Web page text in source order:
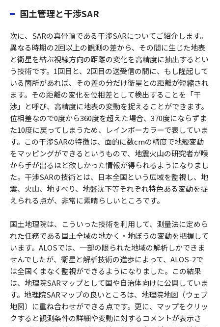
国土管理と干渉SAR
次に、SARの真骨頂である干渉SARについてご紹介します。
異なる時期の2回以上の観測の差から、その間に生じた地表
と衛星を結ぶ視線方向の距離の変化を高精度に抽出するとい
う技術です。1回目と、2回目の送受信の間に、もし隆起して
いる箇所があれば、その差の分だけ衛星との距離が短縮され
ます。その距離の変化を位相差として検出することを「干
渉」と呼び、高精度に地表の変動を捉えることができます。
位相差なので0度から360度を超えた場合、370度にならずま
た10度に戻ってしまうため、レインボーカラーで表していま
す。この干渉SARの特徴は、面的に数cmの精度で地殻変動
をマッピングができるというもので、地震火山の研究者が喉
から手が出るほど欲しかった情報が得られるようになりまし
た。干渉SARの技術とは、日本全国という広域を監視し、地
震、火山、地すべり、地盤沈下等それぞれ特色ある変動を捉
えられる点が、非常に素晴らしいところです。
国土地理院は、こういった技術を利用して、測量法に定めら
れた任務である国土全域の地かく・地ぼうの変動を把握して
います。ALOSでは、一部の限られた地域の解析しかできま
せんでしたが、衛星と解析技術の進歩によって、ALOS-2で
は全国くまなく監視ができるようになりました。この結果
は、地理院SARマップとして国や自治体向けに公開していま
す。地理院SARマップの良いところは、地理院地図（ウェブ
地図）に重ね合わせができる点です。更に、マップをクリッ
クすると観測条件の詳細や変動に対するコメントが表示さ